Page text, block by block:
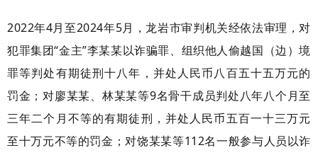
2022年4月至2024年5月，龙岩市审判机关经依法审理，对
犯罪集团“金主”李某某以诈骗罪、组织他人偷越国（边）境
罪等判处有期徒刑十八年，并处人民币八百五十五万元的
罚金；对廖某某、林某某等9名骨干成员判处八年八个月至
三年二个月不等的有期徒刑，并处人民币五百一十三万元
至十万元不等的罚金；对饶某某等112名一般参与人员以诈